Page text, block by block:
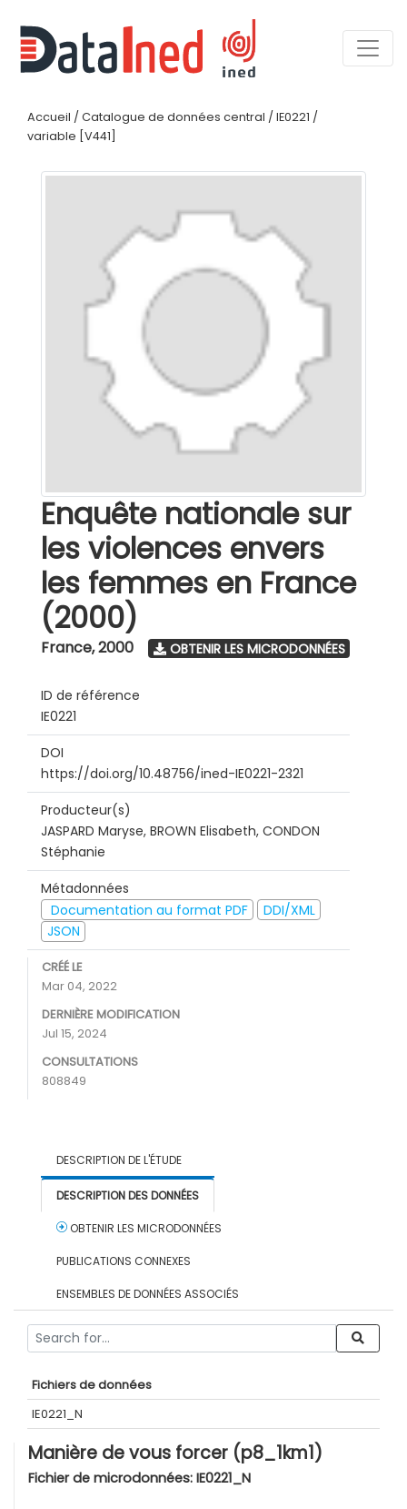
Accueil / Catalogue de données central / IE0221 /
variable [V441]
Enquête nationale sur
les violences envers
les femmes en France
(2000)
France,2000 OBTENIR LES MICRODONNÉES
ID de référence
IE0221
DOI
https://doi.org/10.48756/ined-IE0221-2321
Producteur(s)
JASPARD Maryse, BROWN Elisabeth, CONDON
Stéphanie
Métadonnées
Documentation au format PDF
DDI/XML
JSON
CRÉÉ LE
Mar 04, 2022
DERNIÈRE MODIFICATION
Jul 15, 2024
CONSULTATIONS
808849
DESCRIPTION DE L'ÉTUDE
DESCRIPTION DES DONNÉES
OBTENIR LES MICRODONNÉES
PUBLICATIONS CONNEXES
ENSEMBLES DE DONNÉES ASSOCIÉS
Fichiers de données
IE0221_N
Manière de vous forcer (p8_1km1)
Fichier de microdonnées: IE0221_N